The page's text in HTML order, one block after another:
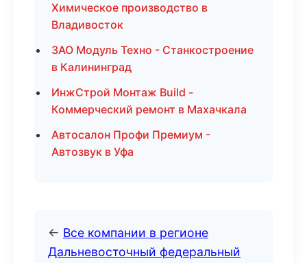
Химическое производство в
Владивосток
ЗАО Модуль Техно - Станкостроение
в Калининград
ИнжСтрой Монтаж Build -
Коммерческий ремонт в Махачкала
Автосалон Профи Премиум -
Автозвук в Уфа
← Все компании в регионе
Дальневосточный федеральный